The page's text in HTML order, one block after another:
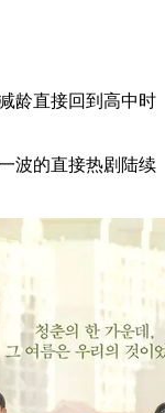
龄直接回到高中时
波的直接热剧陆续